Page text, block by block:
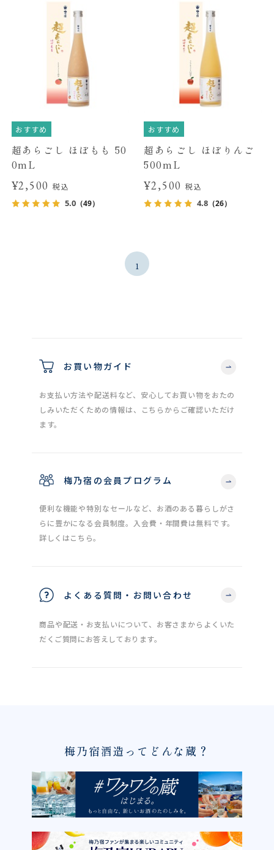
おすすめ
超あらごし ほぼもも 50
0mL
¥2,500税込
5.0（49）
おすすめ
超あらごし ほぼりんご
500mL
¥2,500 税込
4.8 （26）
1
お買い物ガイド
お支払い方法や配送料など、安心してお買い物をおたの
しみいただくための情報は、こちらからご確認いただけ
ます。
梅乃宿の会員プログラム
便利な機能や特別なセールなど、お酒のある暮らしがさ
らに豊かになる会員制度。入会費・年間費は無料です。
詳しくはこちら。
よくある質問・お問い合わせ
商品や配送・お支払いについて、お客さまからよくいた
だくご質問にお答えしております。
梅乃宿酒造ってどんな蔵？